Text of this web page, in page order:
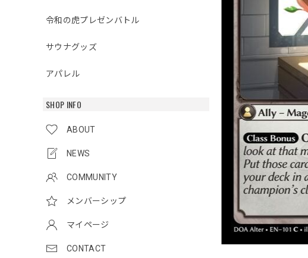
令和の虎プレゼンバトル
サウナグッズ
アパレル
SHOP INFO
ABOUT
NEWS
COMMUNITY
メンバーシップ
マイページ
CONTACT